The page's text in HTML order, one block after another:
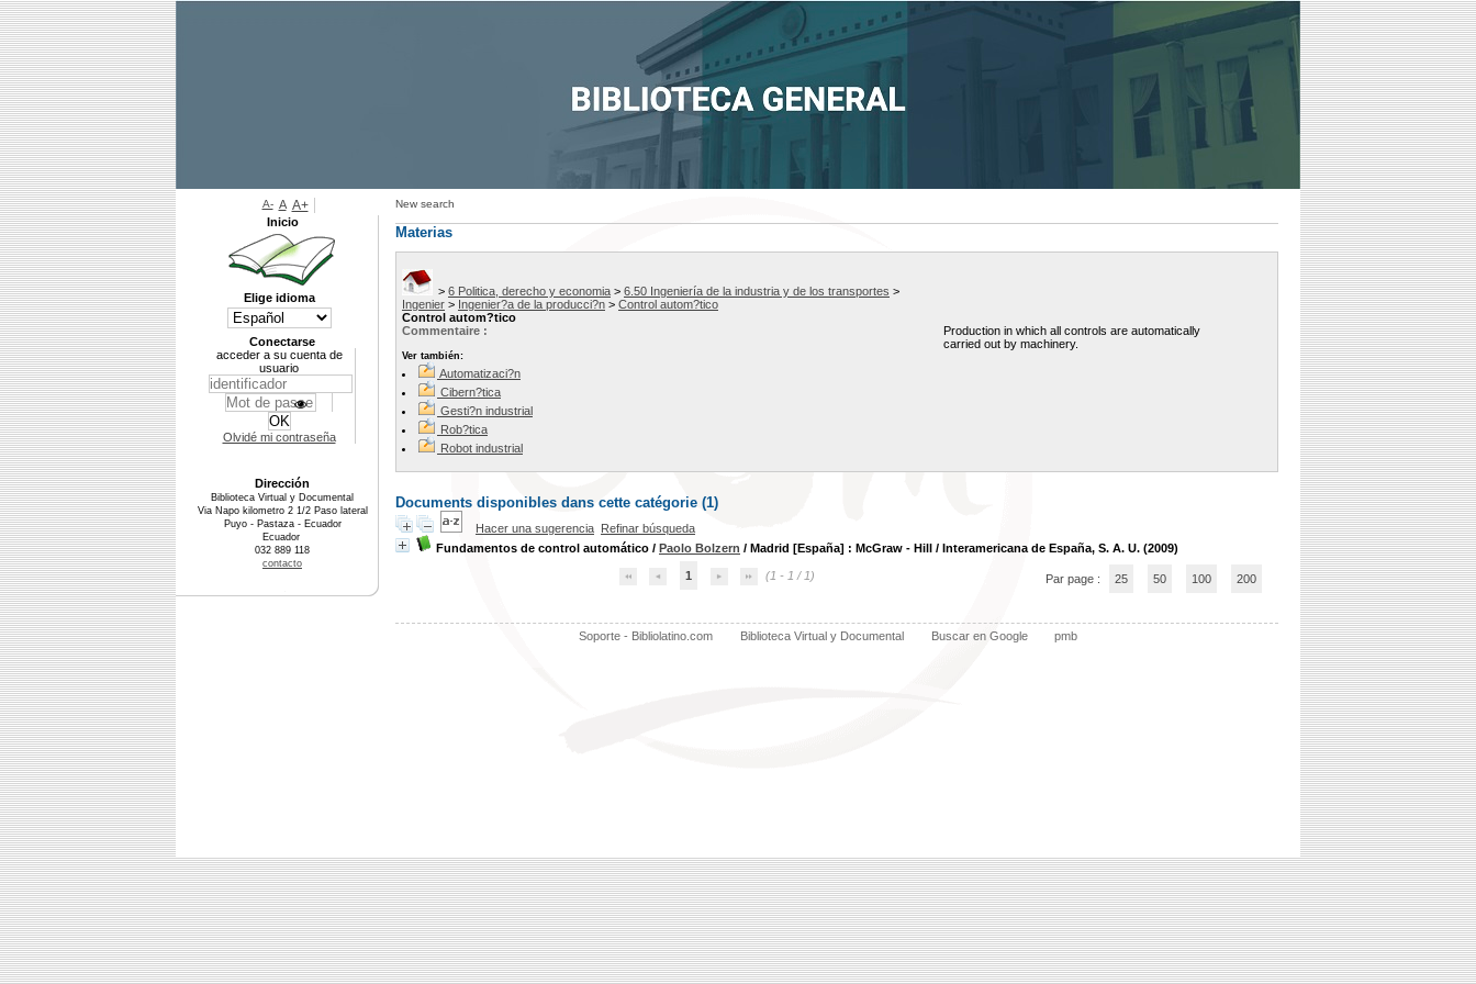
New search
Materias
> 6 Politica, derecho y economia > 6.50 Ingeniería de la industria y de los transportes >
Ingenier > Ingenier?a de la producci?n > Control autom?tico
Control autom?tico
Commentaire :
Production in which all controls are automatically
carried out by machinery.
Ver también:
Automatizaci?n
Cibern?tica
Gesti?n industrial
Rob?tica
Robot industrial
Documents disponibles dans cette catégorie (1)
Hacer una sugerencia Refinar búsqueda
Fundamentos de control automático / Paolo Bolzern / Madrid [España] : McGraw - Hill / Interamericana de España, S. A. U. (2009)
1 (1 - 1 / 1) Par page : 25 50 100 200
Soporte - Bibliolatino.com Biblioteca Virtual y Documental Buscar en Google pmb
A- A A+
Inicio
Elige idioma
Conectarse
acceder a su cuenta de
usuario
Olvidé mi contraseña
Dirección
Biblioteca Virtual y Documental
Via Napo kilometro 2 1/2 Paso lateral
Puyo - Pastaza - Ecuador
Ecuador
032 889 118
contacto